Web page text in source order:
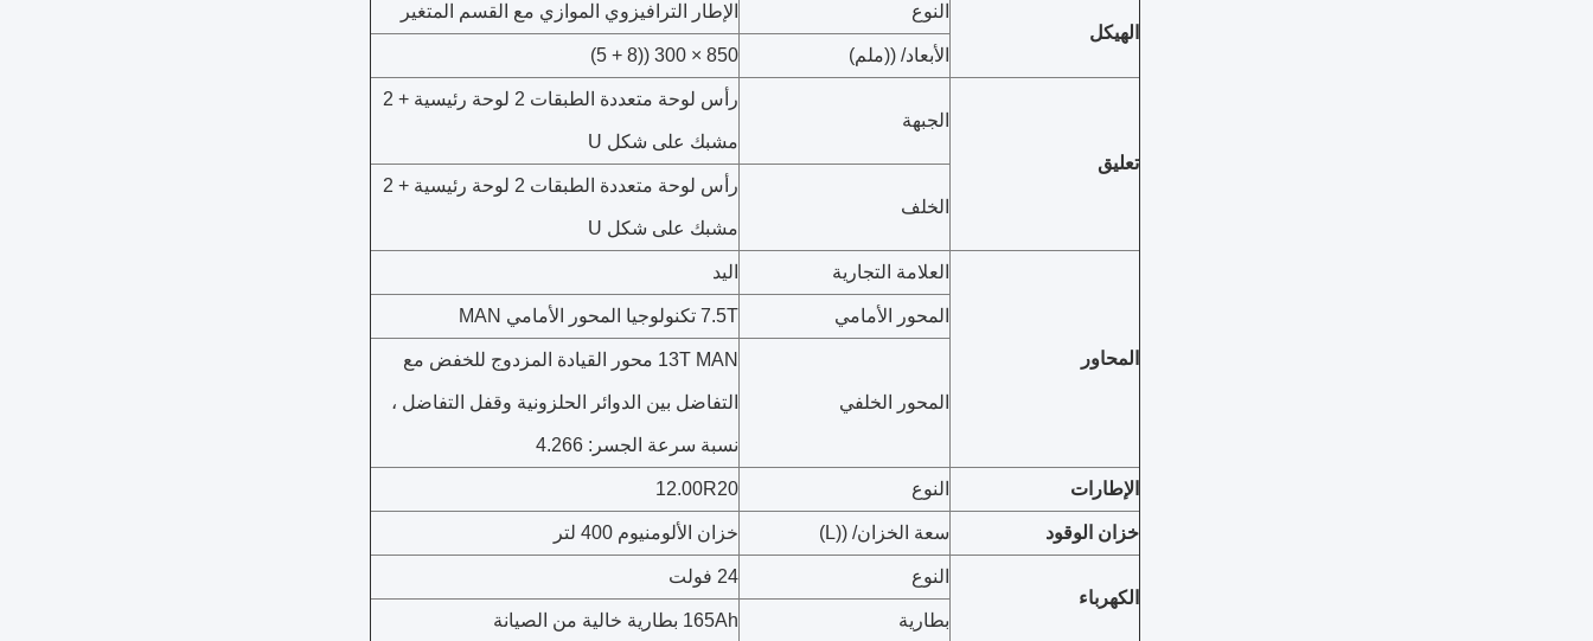
الهيكل
النوع الإطار الترافيزوي الموازي مع القسم المتغير
الأبعاد/ ((ملم) 850 × 300 ((8 + 5)
تعليق
الجبهة
رأس لوحة متعددة الطبقات 2 لوحة رئيسية + 2
مشبك على شكل U
الخلف
رأس لوحة متعددة الطبقات 2 لوحة رئيسية + 2
مشبك على شكل U
المحاور
العلامة التجارية اليد
المحور الأمامي 7.5T تكنولوجيا المحور الأمامي MAN
المحور الخلفي
13T MAN محور القيادة المزدوج للخفض مع
التفاضل بين الدوائر الحلزونية وقفل التفاضل ،
نسبة سرعة الجسر: 4.266
الإطارات النوع 12.00R20
خزان الوقود سعة الخزان/ ((L) خزان الألومنيوم 400 لتر
الكهرباء
النوع 24 فولت
بطارية 165Ah بطارية خالية من الصيانة